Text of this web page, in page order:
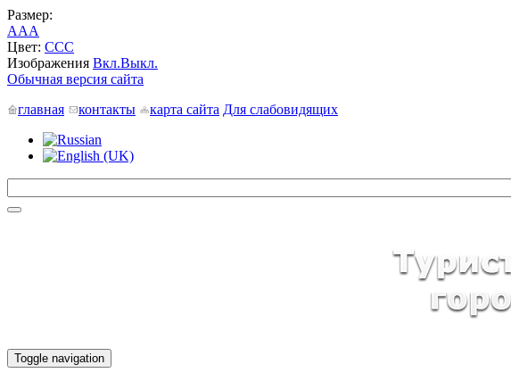
Размер:
AAA
Цвет: CCC
Изображения Вкл.Выкл.
Обычная версия сайта
главная
контакты карта сайта Для слабовидящих
Toggle navigation